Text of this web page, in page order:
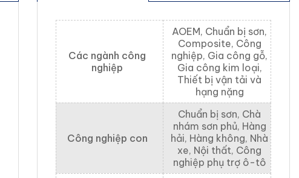
Các ngành công
nghiệp
AOEM, Chuẩn bị sơn,
Composite, Công
nghiệp, Gia công gỗ,
Gia công kim loại,
Thiết bị vận tải và
hạng nặng
Công nghiệp con
Chuẩn bị sơn, Chà
nhám sơn phủ, Hàng
hải, Hàng không, Nhà
xe, Nội thất, Công
nghiệp phụ trợ ô-tô